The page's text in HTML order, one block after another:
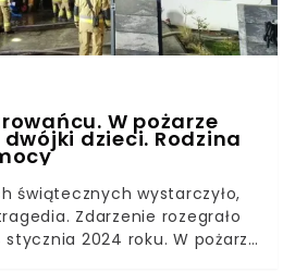
W pożarze
dzieci. Rodzina
świątecznych wystarczyło,
Zdarzenie rozegrało
2024 roku. W pożarze